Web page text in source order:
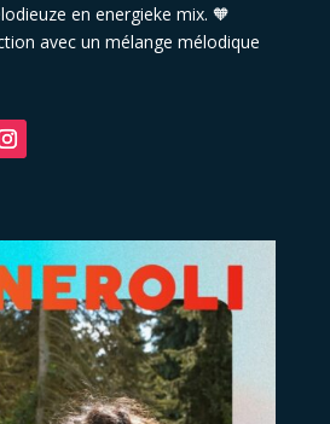
en energieke mix. 🧡
avec un mélange mélodique